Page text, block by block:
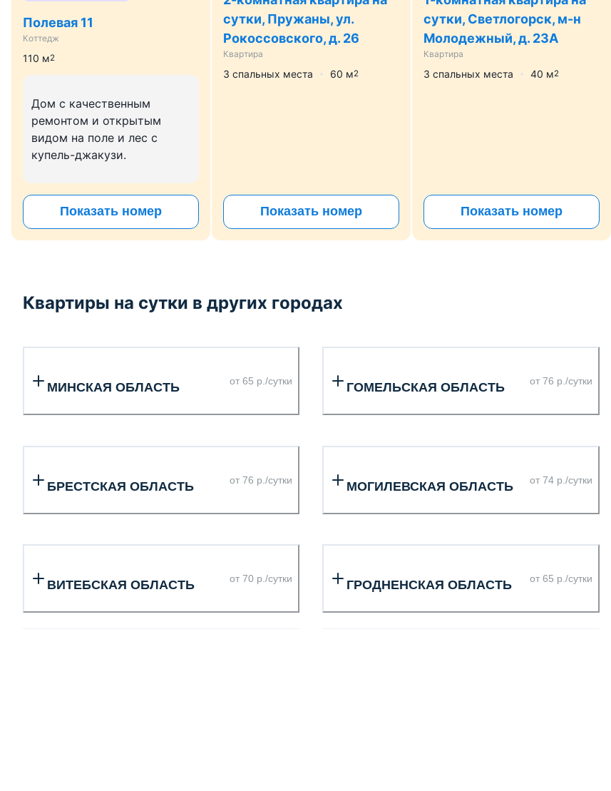
Полевая 11
Коттедж
110 м2
Дом с качественным
ремонтом и открытым
видом на поле и лес с
купель-джакузи.
Показать номер
сутки, Пружаны, ул.
Рокоссовского, д. 26
Квартира
3 спальных места 60 м2
Показать номер
сутки, Светлогорск, м-н
Молодежный, д. 23А
Квартира
3 спальных места 40 м2
Показать номер
Квартиры на сутки в других городах
МИНСКАЯ ОБЛАСТЬ от 65 р./сутки ГОМЕЛЬСКАЯ ОБЛАСТЬ от 76 р./сутки
БРЕСТСКАЯ ОБЛАСТЬ от 76 р./сутки МОГИЛЕВСКАЯ ОБЛАСТЬ от 74 р./сутки
ВИТЕБСКАЯ ОБЛАСТЬ от 70 р./сутки ГРОДНЕНСКАЯ ОБЛАСТЬ от 65 р./сутки